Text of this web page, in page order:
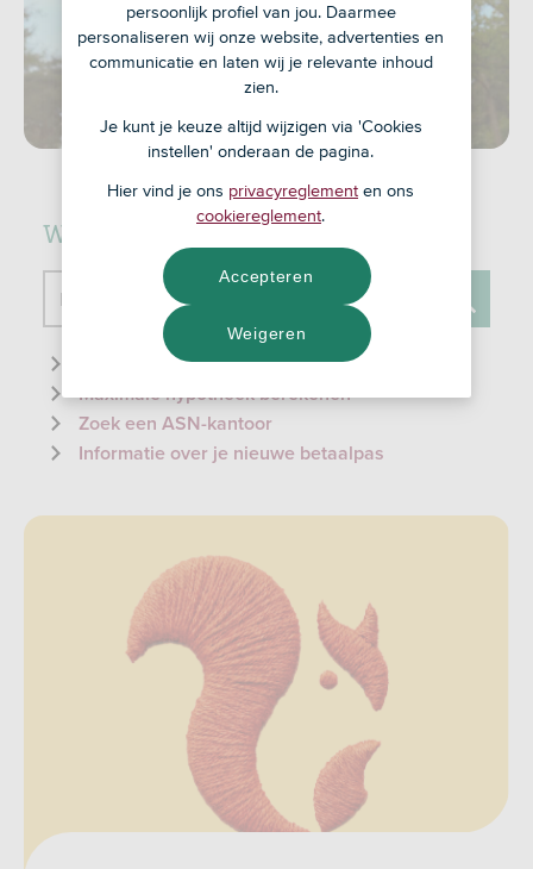
Waar kunnen we je mee helpen?
Doorzoek de website
Informatie over de ID-check
Maximale hypotheek berekenen
Zoek een ASN-kantoor
Informatie over je nieuwe betaalpas
persoonlijk profiel van jou. Daarmee
personaliseren wij onze website, advertenties en
communicatie en laten wij je relevante inhoud
zien.
Je kunt je keuze altijd wijzigen via 'Cookies
instellen' onderaan de pagina.
Hier vind je ons privacyreglement en ons
cookiereglement.
Weigeren
Accepteren